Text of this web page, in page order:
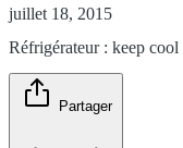
juillet 18, 2015
Réfrigérateur : keep cool
Partager